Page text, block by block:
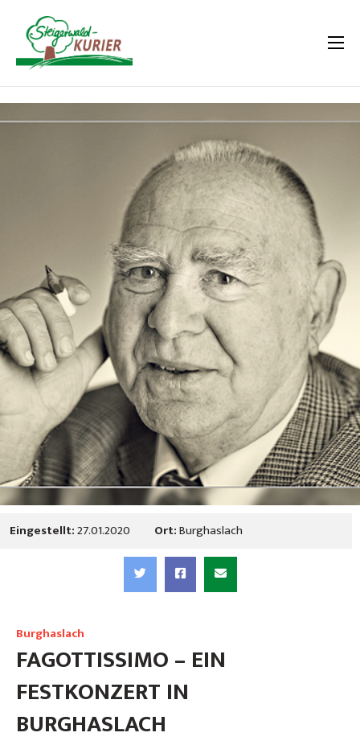
Eingestellt:27.01.2020 Ort:Burghaslach
Burghaslach
FAGOTTISSIMO – EIN
FESTKONZERT IN
BURGHASLACH